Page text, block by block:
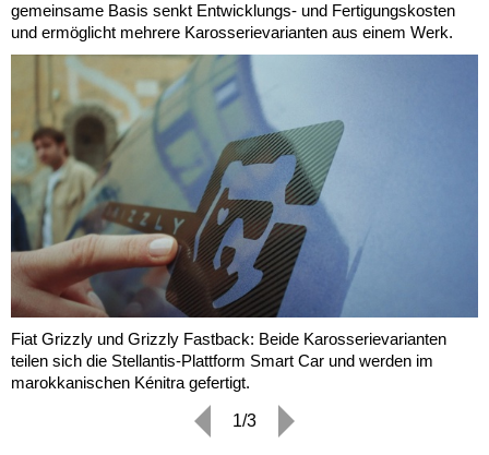
gemeinsame Basis senkt Entwicklungs- und Fertigungskosten
und ermöglicht mehrere Karosserievarianten aus einem Werk.
Fiat Grizzly und Grizzly Fastback: Beide Karosserievarianten
teilen sich die Stellantis-Plattform Smart Car und werden im
marokkanischen Kénitra gefertigt.
1/3